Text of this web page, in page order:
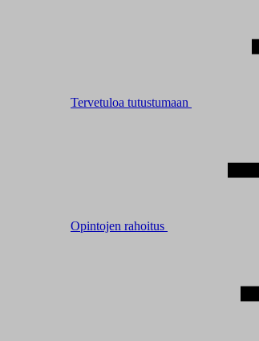
Tervetuloa tutustumaan
Opintojen rahoitus